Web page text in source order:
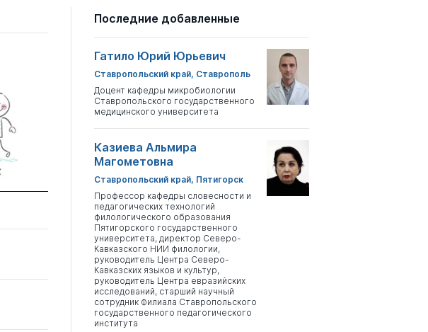
Последние добавленные
Гатило Юрий Юрьевич
Ставропольский край, Ставрополь
Доцент кафедры микробиологии
Ставропольского государственного
медицинского университета
Казиева Альмира
Магометовна
Ставропольский край, Пятигорск
Профессор кафедры словесности и
педагогических технологий
филологического образования
Пятигорского государственного
университета, директор Северо-
Кавказского НИИ филологии,
руководитель Центра Северо-
Кавказских языков и культур,
руководитель Центра евразийских
исследований, старший научный
сотрудник Филиала Ставропольского
государственного педагогического
института